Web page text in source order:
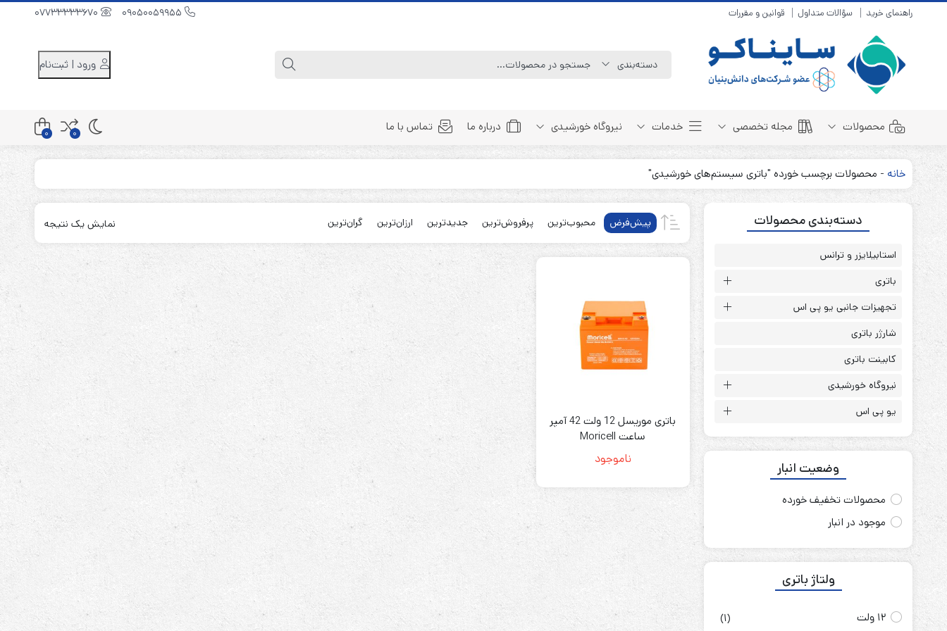
راهنمای خرید سؤالات متداول قوانین و مقررات
ورود | ثبت‌نام
محصولات
باتری سیلد لید اسید
باتری 12 ولت
باتری نیکل کادمیوم
باتری نیکل متال هیدرید
Line Interactive (Simulated Sine Wave)
Line Interactive (Pure Sine Wave)
Double Conversion (1:1)
Double Convertion (3:1)
Double Conversion (3:3)
کابینت باتری 48 ولت
کابینت باتری 240 ولت
سلاموند
موریسل
کینگ بت
رله‌ای
AVR
Prince
سروو موتوری
ابزارهای مدیریت یوپی‌اس
تابلوی بای پس
ترانس ایزوله
مجله تخصصی
مبانی باتری
انواع باتری
تست و کنترل
طول عمر باتری
باتری هوشمند
بسته بندی و ایمنی
روش های شارژ
روش های تخلیه
خدمات نیروگاه خورشیدی درباره ما تماس با ما
0
0
خانه - محصولات برچسب خورده "باتری سیستم‌های خورشیدی"
پیش‌فرض محبوب‌ترین پرفروش‌ترین جدیدترین ارزان‌ترین گران‌ترین نمایش یک نتیجه
باتری موریسل 12 ولت 42 آمپر
ساعت Moricell
ناموجود
دسته‌بندی محصولات
استابیلایزر و ترانس
باتری
تجهیزات جانبی یو پی اس
شارژر باتری
کابینت باتری
نیروگاه خورشیدی
یو پی اس
وضعیت انبار
محصولات تخفیف خورده
موجود در انبار
ولتاژ باتری
12 ولت (1)